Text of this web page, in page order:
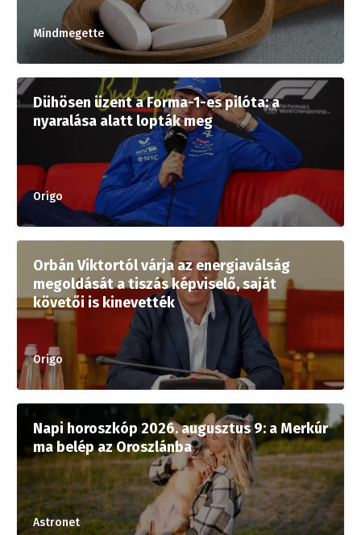
Mindmegette
Dühösen üzent a Forma-1-es pilóta: a
nyaralása alatt lopták meg
Origo
Orbán Viktortól várja az energiaválság
megoldását a tiszás képviselő, saját
követői is kinevették
Origo
Napi horoszkóp 2026. augusztus 9: a Merkúr
ma belép az Oroszlánba
Astronet